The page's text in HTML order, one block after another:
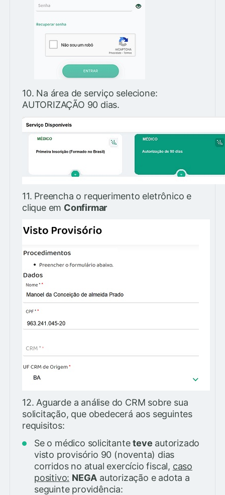
10. Na área de serviço selecione:
AUTORIZAÇÃO 90 dias.
11. Preencha o requerimento eletrônico e
clique em Confirmar
12. Aguarde a análise do CRM sobre sua
solicitação, que obedecerá aos seguintes
requisitos:
Se o médico solicitanteteve autorizado
visto provisório 90 (noventa) dias
corridos no atual exercício fiscal, caso
positivo: NEGA autorização e adota a
seguinte providência: